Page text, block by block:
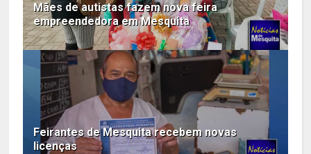
Mães de autistas fazem nova feira
empreendedora em Mesquita
Feirantes de Mesquita recebem novas
licenças